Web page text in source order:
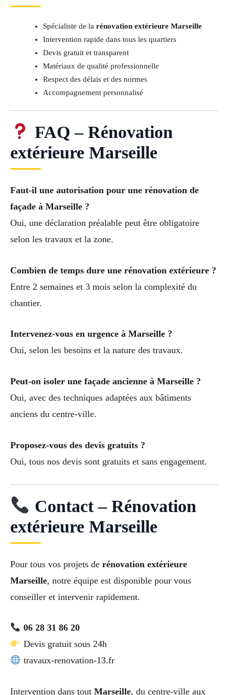
Spécialiste de la rénovation extérieure Marseille
Intervention rapide dans tous les quartiers
Devis gratuit et transparent
Matériaux de qualité professionnelle
Respect des délais et des normes
Accompagnement personnalisé
FAQ – Rénovation
extérieure Marseille
Faut-il une autorisation pour une rénovation de
façade à Marseille ?
Oui, une déclaration préalable peut être obligatoire
selon les travaux et la zone.
Combien de temps dure une rénovation extérieure ?
Entre 2 semaines et 3 mois selon la complexité du
chantier.
Intervenez-vous en urgence à Marseille ?
Oui, selon les besoins et la nature des travaux.
Peut-on isoler une façade ancienne à Marseille ?
Oui, avec des techniques adaptées aux bâtiments
anciens du centre-ville.
Proposez-vous des devis gratuits ?
Oui, tous nos devis sont gratuits et sans engagement.
Contact – Rénovation
extérieure Marseille
Pour tous vos projets de rénovation extérieure
Marseille, notre équipe est disponible pour vous
conseiller et intervenir rapidement.
06 28 31 86 20
Devis gratuit sous 24h
travaux-renovation-13.fr
Intervention dans tout Marseille, du centre-ville aux